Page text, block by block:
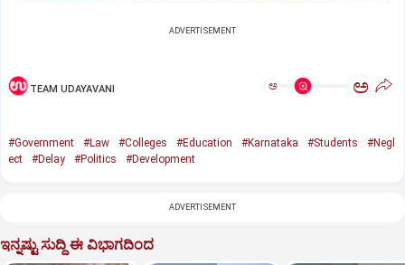
ADVERTISEMENT
TEAM UDAYAVANI ಅ ಅ
#Government #Law #Colleges #Education #Karnataka #Students
#Negl
ect
#Delay #Politics #Development
ADVERTISEMENT
ಇನ್ನಷ್ಟು ಸುದ್ದಿ ಈ ವಿಭಾಗದಿಂದ